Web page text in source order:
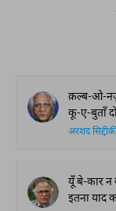
क़ल्ब-ओ-
कू-ए-बुताँ
अरशद
यूँ बे-कार न
इतना याद